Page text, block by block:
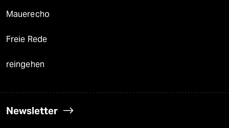
Mauerecho
Freie Rede
reingehen
Newsletter